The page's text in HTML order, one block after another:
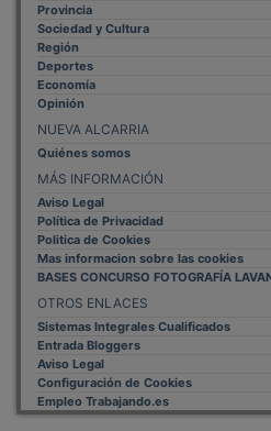
Provincia
Sociedad y Cultura
Región
Deportes
Economía
Opinión
NUEVA ALCARRIA
Quiénes somos
MÁS INFORMACIÓN
Aviso Legal
Política de Privacidad
Politica de Cookies
Mas informacion sobre las cookies
BASES CONCURSO FOTOGRAFÍA
OTROS ENLACES
Sistemas Integrales Cualificados
Entrada Bloggers
Aviso Legal
Configuración de Cookies
Empleo Trabajando.es